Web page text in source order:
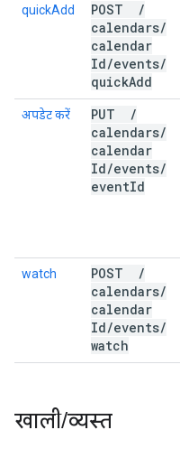
quickAdd POST
/
calendars/
calendar
Id/events/
quickAdd
अपडेट करें PUT
/
calendars/
calendar
Id/events/
eventId
watch POST
/
calendars/
calendar
Id/events/
watch
खाली/व्यस्त